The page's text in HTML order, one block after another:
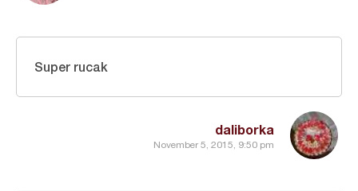
daliborka
November 5, 2015, 9:50 pm
Super rucak